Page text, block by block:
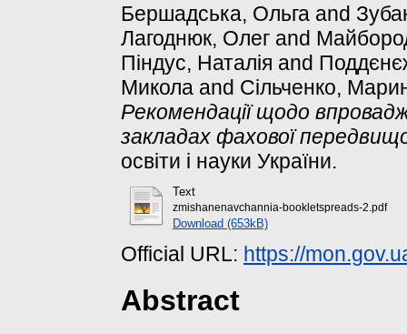
Бершадська, Ольга and
Лагоднюк, Олег and
Піндус, Наталія and
Микола and Сільченко,
Рекомендації щодо
закладах фахової
освіти і науки України.
Text
zmishanenavchannia-bookletspreads-2.pdf
Download (653kB)
Official URL: https://
Abstract